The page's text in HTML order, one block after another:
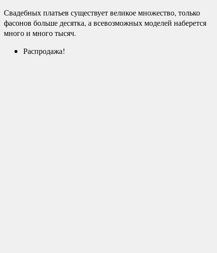
Свадебных платьев существует великое множество, только
фасонов больше десятка, а всевозможных моделей наберется
много и много тысяч.
Распродажа!